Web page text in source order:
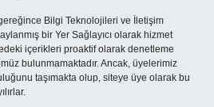
Bilgi Teknolojileri ve İletişim
bir Yer Sağlayıcı olarak hizmet
içerikleri proaktif olarak denetleme
bulunmamaktadır. Ancak, üyelerimiz
taşımakta olup, siteye üye olarak bu